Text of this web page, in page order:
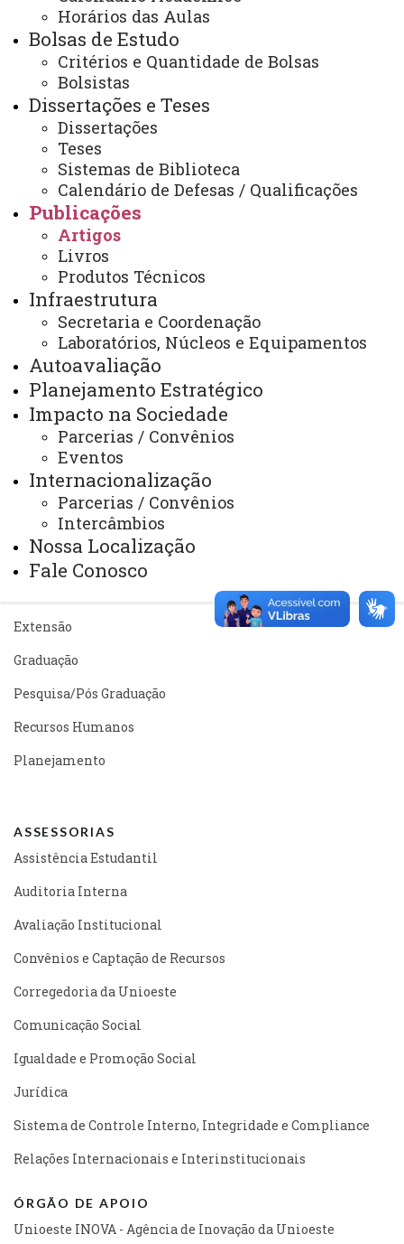
Horários das Aulas
Bolsas de Estudo
Critérios e Quantidade de Bolsas
Bolsistas
Dissertações e Teses
Dissertações
Teses
Sistemas de Biblioteca
Calendário de Defesas / Qualificações
Publicações
Artigos
Livros
Produtos Técnicos
Infraestrutura
Secretaria e Coordenação
Laboratórios, Núcleos e Equipamentos
Autoavaliação
Planejamento Estratégico
Impacto na Sociedade
Parcerias / Convênios
Eventos
Internacionalização
Parcerias / Convênios
Intercâmbios
Nossa Localização
Fale Conosco
ACESSE
Acesso Restrito (Editores do Portal)
Arquivo Virtual
Bibliotecas
Identidade Visual
Mapa do Site
Ouvidoria
Portal Office 365
Sistemas
Telefones
Webmail
REITORIA
Secretaria Geral
Gabinete Reitoria
Secretaria dos Conselhos Superiores
PRÓ-REITORIAS
Extensão
Graduação
Pesquisa/Pós Graduação
Recursos Humanos
Planejamento
ASSESSORIAS
Assistência Estudantil
Auditoria Interna
Avaliação Institucional
Convênios e Captação de Recursos
Corregedoria da Unioeste
Comunicação Social
Igualdade e Promoção Social
Jurídica
Sistema de Controle Interno, Integridade e Compliance
Relações Internacionais e Interinstitucionais
ÓRGÃO DE APOIO
Unioeste INOVA - Agência de Inovação da Unioeste